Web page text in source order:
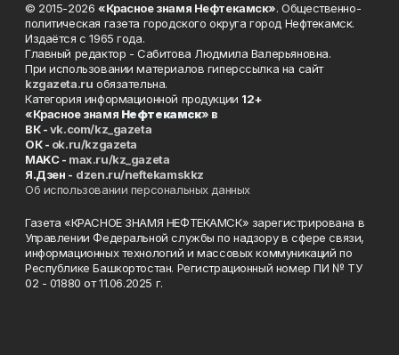
© 2015-2026 «Красное знамя Нефтекамск». Общественно-
политическая газета городского округа город Нефтекамск.
Издаётся с 1965 года.
Главный редактор - Сабитова Людмила Валерьяновна.
При использовании материалов гиперссылка на сайт
kzgazeta.ru обязательна.
Категория информационной продукции 12+
«Красное знамя Нефтекамск» в
ВК -vk.com/kz_gazeta
ОК - ok.ru/kzgazeta
MAKC - max.ru/kz_gazeta
Я.Дзен - dzen.ru/neftekamskkz
Об использовании персональных данных
Газета «КРАСНОЕ ЗНАМЯ НЕФТЕКАМСК» зарегистрирована в
Управлении Федеральной службы по надзору в сфере связи,
информационных технологий и массовых коммуникаций по
Республике Башкортостан. Регистрационный номер ПИ № ТУ
02 - 01880 от 11.06.2025 г.